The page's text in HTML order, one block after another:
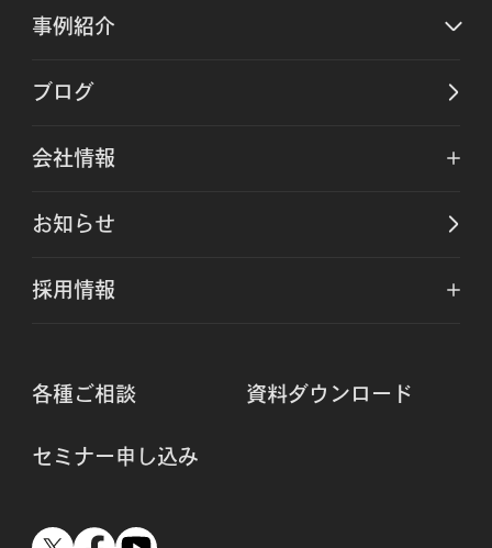
事例紹介
ブログ
会社情報
お知らせ
採用情報
各種ご相談 資料ダウンロード
セミナー申し込み